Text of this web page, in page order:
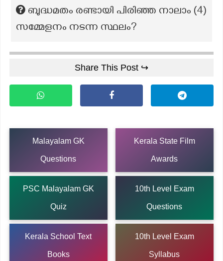
ബുദ്ധമതം രണ്ടായി പിരിഞ്ഞ നാലാം (4)
സമ്മേളനം നടന്ന സ്ഥലം?
Share This Post ↪
Malayalam GK
Questions
Kerala State Film
Awards
PSC Malayalam GK
Quiz
10th Level Exam
Questions
Kerala School Text
Books
10th Level Exam
Syllabus